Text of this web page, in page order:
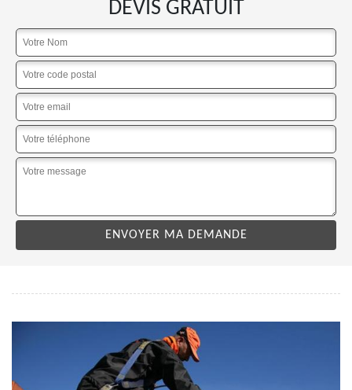
DEVIS GRATUIT